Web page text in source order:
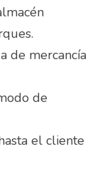
de mercancía
de
el cliente